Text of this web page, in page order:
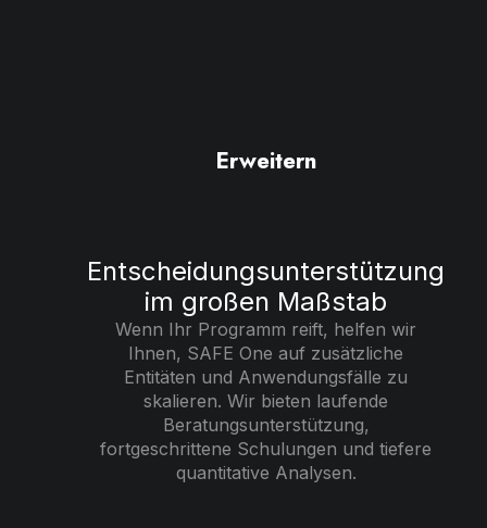
Erweitern
Entscheidungsunterstützung
im großen Maßstab
Wenn Ihr Programm reift, helfen wir
Ihnen, SAFE One auf zusätzliche
Entitäten und Anwendungsfälle zu
skalieren. Wir bieten laufende
Beratungsunterstützung,
fortgeschrittene Schulungen und tiefere
quantitative Analysen.